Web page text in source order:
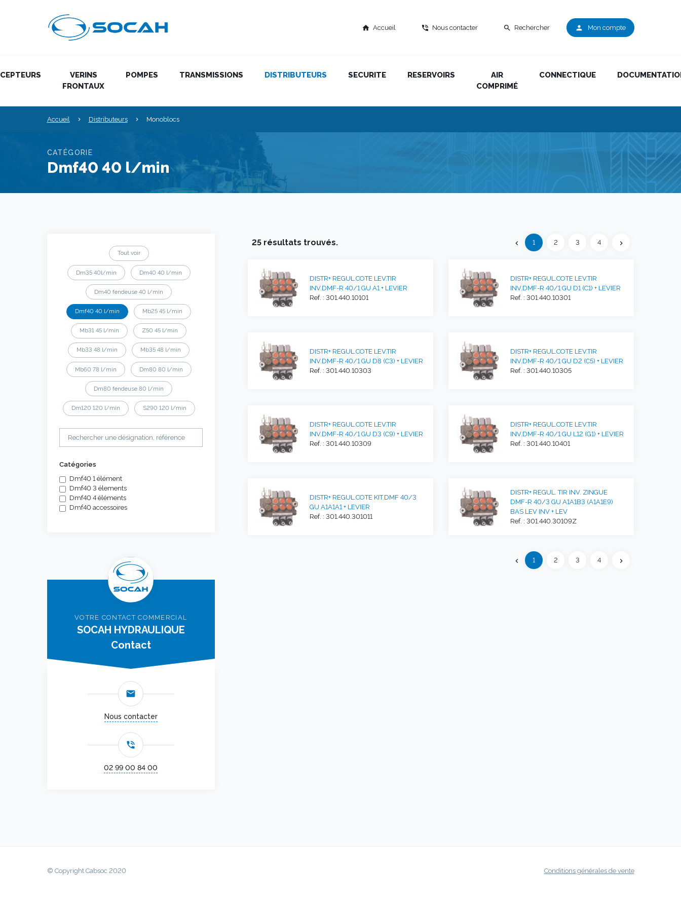
home Accueil phone_in_talk Nous contacter search Rechercher person Mon compte
VERINS
FRONTAUX
POMPES TRANSMISSIONS DISTRIBUTEURS SECURITE RESERVOIRS
AIR
COMPRIMÉ
CONNECTIQUE
Accueil Distributeurs Monoblocs
CATÉGORIE
Dmf40 40 l/min
Tout voir
Dm35 40l/min Dm40 40 l/min
Dm40 fendeuse 40 l/min
Dmf40 40 l/min Mb25 45 l/min
Mb31 45 l/min Z50 45 l/min
Mb33 48 l/min Mb35 48 l/min
Mb60 78 l/min Dm80 80 l/min
Dm80 fendeuse 80 l/min
Dm120 120 l/min S290 120 l/min
Catégories
Dmf40 1 élément
Dmf40 3 élements
Dmf40 4 éléments
Dmf40 accessoires
VOTRE CONTACT COMMERCIAL
SOCAH HYDRAULIQUE
Contact
email
Nous contacter
phone_in_talk
02 99 00 84 00
25 résultats trouvés. chevron_left Précédent
1 2 3 4 chevron_right
Suivant
DISTR+ REGUL.COTE LEV.TIR
INV.DMF-R 40/1 GU A1 + LEVIER
Ref. : 301.440.10101
DISTR+ REGUL.COTE LEV.TIR
INV.DMF-R 40/1 GU D1 (C1) + LEVIER
Ref. : 301.440.10301
DISTR+ REGUL.COTE LEV.TIR
INV.DMF-R 40/1 GU D8 (C3) + LEVIER
Ref. : 301.440.10303
DISTR+ REGUL.COTE LEV.TIR
INV.DMF-R 40/1 GU D2 (C5) + LEVIER
Ref. : 301.440.10305
DISTR+ REGUL.COTE LEV.TIR
INV.DMF-R 40/1 GU D3 (C9) + LEVIER
Ref. : 301.440.10309
DISTR+ REGUL.COTE LEV.TIR
INV.DMF-R 40/1 GU L12 (G1) + LEVIER
Ref. : 301.440.10401
DISTR+ REGUL.COTE KIT.DMF 40/3
GU A1A1A1 + LEVIER
Ref. : 301.440.301011
DISTR+ REGUL. TIR INV. ZINGUE
DMF-R 40/3 GU A1A1B3 (A1A1E9)
BAS LEV INV + LEV
Ref. : 301.440.30109Z
chevron_left Précédent
1 2 3 4 chevron_right
Suivant
© Copyright Cabsoc 2020 Conditions générales de vente